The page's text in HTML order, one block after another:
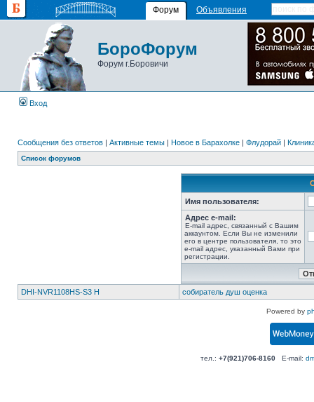
Форум Объявления
БороФорум
Форум г.Боровичи
Вход
Сообщения без ответов | Активные темы | Новое в Барахолке | Флудорай |
Список форумов
Имя пользователя:
Адрес e-mail:
E-mail адрес, связанный с Вашим
аккаунтом. Если Вы не изменили
его в центре пользователя, то это
e-mail адрес, указанный Вами при
регистрации.
DHI-NVR1108HS-S3 H собиратель душ оценка
Powered by
тел.: +7(921)706-8160E-mail: